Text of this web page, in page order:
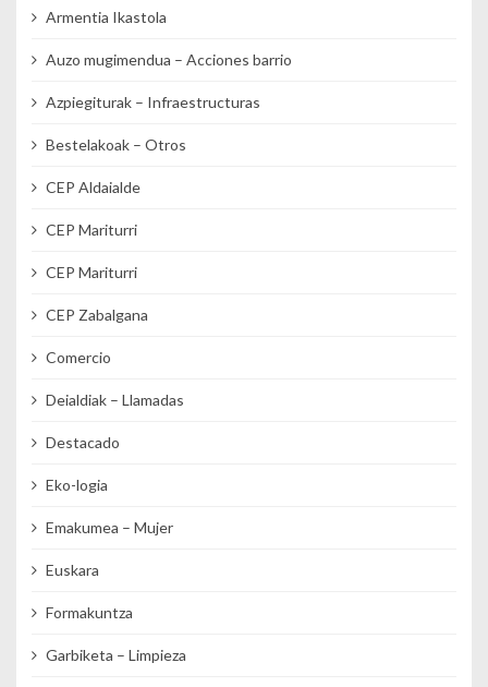
Armentia Ikastola
Auzo mugimendua – Acciones barrio
Azpiegiturak – Infraestructuras
Bestelakoak – Otros
CEP Aldaialde
CEP Mariturri
CEP Mariturri
CEP Zabalgana
Comercio
Deialdiak – Llamadas
Destacado
Eko-logia
Emakumea – Mujer
Euskara
Formakuntza
Garbiketa – Limpieza